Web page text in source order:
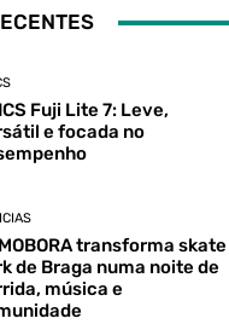
Fuji Lite 7: Leve,
e focada no
transforma skate
de Braga numa noite de
música e